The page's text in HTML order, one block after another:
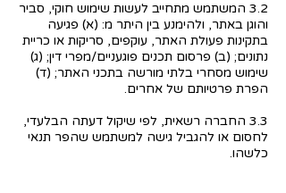
3.2 המשתמש מתחייב לעשות שימוש חוקי, סביר
והוגן באתר, ולהימנע בין היתר מ: (א) פגיעה
בתקינות פעולת האתר, עוקפים, סריקות או כריית
נתונים; (ב) פרסום תכנים פוגעניים/מפרי דין; (ג)
שימוש מסחרי בלתי מורשה בתכני האתר; (ד)
הפרת פרטיותם של אחרים.
3.3 החברה רשאית, לפי שיקול דעתה הבלעדי,
לחסום או להגביל גישה למשתמש שהפר תנאי
כלשהו.